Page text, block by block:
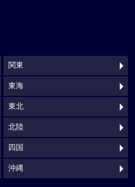
関東
東海
東北
北陸
四国
沖縄